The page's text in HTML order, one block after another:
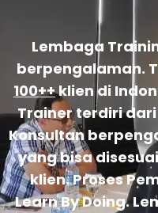
Lembaga
berpengalaman.
100++klien di
Trainer terdiri
Konsultan
yang bisa
klien. Proses
Learn By Doing.